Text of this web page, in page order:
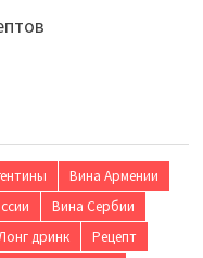
Вина Армении
Вина Сербии
дринк Рецепт